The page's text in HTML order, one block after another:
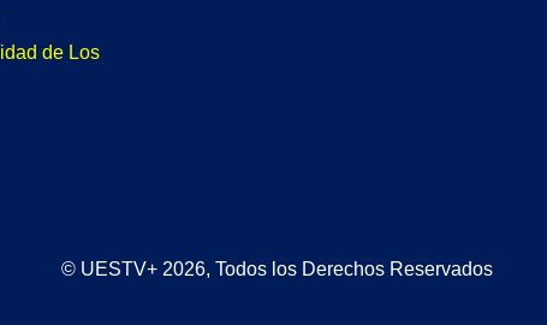
de Los
© UESTV+ 2026, Todos los Derechos Reservados